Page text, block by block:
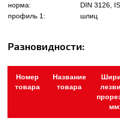
норма:
DIN 3126,
профиль 1:
шлиц
Разновидности:
Номер
товара
Название
товара